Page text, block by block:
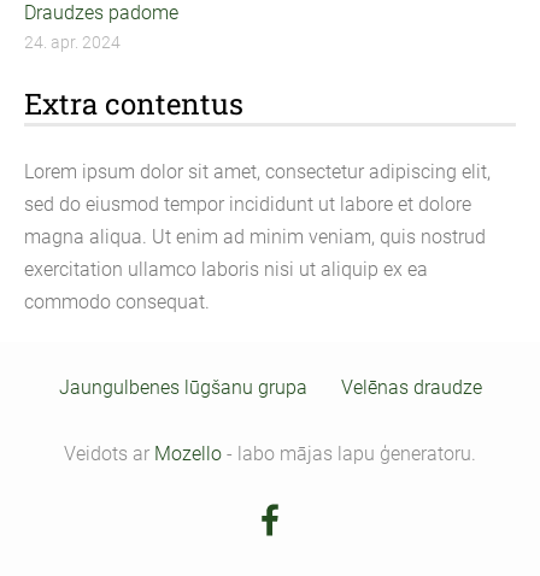
Draudzes padome
24. apr. 2024
Extra contentus
Lorem ipsum dolor sit amet, consectetur adipiscing elit,
sed do eiusmod tempor incididunt ut labore et dolore
magna aliqua. Ut enim ad minim veniam, quis nostrud
exercitation ullamco laboris nisi ut aliquip ex ea
commodo consequat.
Jaungulbenes lūgšanu grupa Velēnas draudze
Veidots ar Mozello - labo mājas lapu ģeneratoru.